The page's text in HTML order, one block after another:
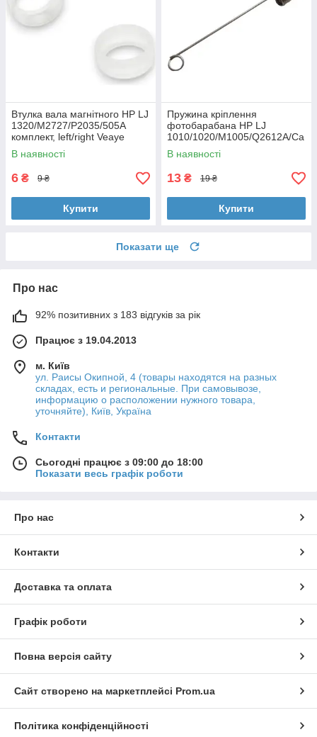
Втулка вала магнітного HP LJ
1320/M2727/P2035/505A
комплект, left/right Veaye
(BSHMR-505U-VE)
В наявності
6 ₴ 9 ₴
Купити
Пружина кріплення
фотобарабана HP LJ
1010/1020/M1005/Q2612A/Ca
non FX10 Veaye (SPR-OPC-
Q2612A)
В наявності
13 ₴ 19 ₴
Купити
Показати ще
Про нас
92% позитивних з 183 відгуків за рік
Працює з 19.04.2013
м. Київ
ул. Раисы Окипной, 4 (товары находятся на разных
складах, есть и региональные. При самовывозе,
информацию о расположении нужного товара,
уточняйте), Київ, Україна
Контакти
Сьогодні працює з 09:00 до 18:00
Показати весь графік роботи
Про нас
Контакти
Доставка та оплата
Графік роботи
Повна версія сайту
Сайт створено на маркетплейсі Prom.ua
Політика конфіденційності